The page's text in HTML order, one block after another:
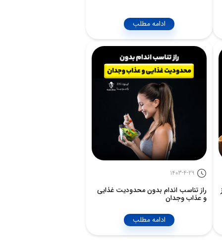
ادامه مطلب
1403-4-29
راز تناسب اندام بدون محدودیت غذایی
و عذاب وجدان
ادامه مطلب